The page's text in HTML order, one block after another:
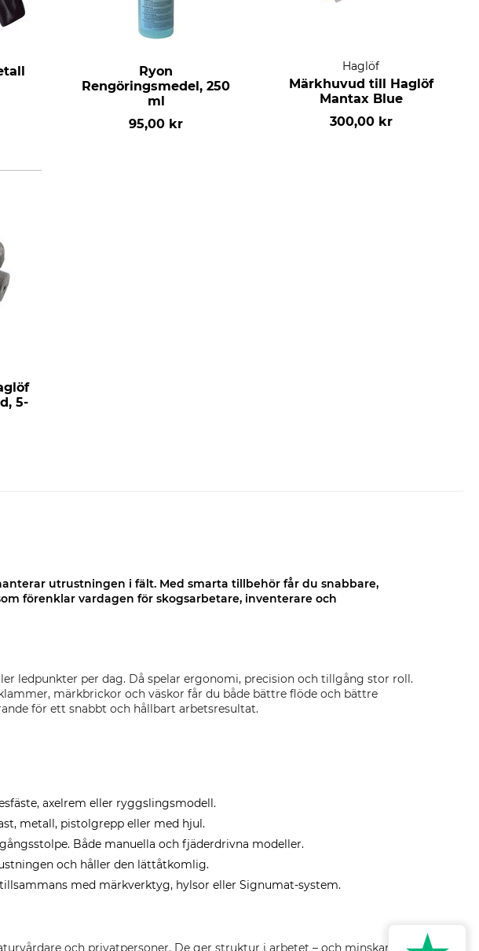
Ryon
Rengöringsmedel, 250
ml
95,00 kr
Haglöf
Märkhuvud till Haglöf
Mantax Blue
300,00 kr
5-
utrustningen i fält. Med smarta tillbehör får du snabbare,
förenklar vardagen för skogsarbetare, inventerare och
ledpunkter per dag. Då spelar ergonomi, precision och tillgång stor roll.
märkbrickor och väskor får du både bättre flöde och bättre
för ett snabbt och hållbart arbetsresultat.
axelrem eller ryggslingsmodell.
metall, pistolgrepp eller med hjul.
Både manuella och fjäderdrivna modeller.
och håller den lättåtkomlig.
med märkverktyg, hylsor eller Signumat-system.
och privatpersoner. De ger struktur i arbetet – och minskar